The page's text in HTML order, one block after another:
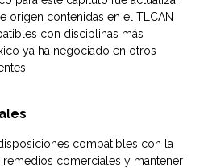
origen contenidas en el TLCAN
con disciplinas más
ya ha negociado en otros
compatibles con la
remedios comerciales y mantener